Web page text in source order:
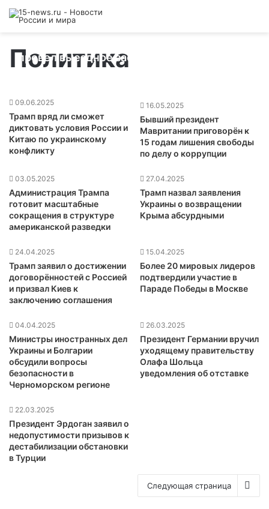
Политика
провел выездное заседание в Алагирском
районе для оценки развития территории
09.06.2025
Трамп вряд ли сможет
диктовать условия России и
Китаю по украинскому
конфликту
16.05.2025
Бывший президент
Мавритании приговорён к
15 годам лишения свободы
по делу о коррупции
03.05.2025
Администрация Трампа
готовит масштабные
сокращения в структуре
американской разведки
27.04.2025
Трамп назвал заявления
Украины о возвращении
Крыма абсурдными
24.04.2025
Трамп заявил о достижении
договорённостей с Россией
и призвал Киев к
заключению соглашения
15.04.2025
Более 20 мировых лидеров
подтвердили участие в
Параде Победы в Москве
04.04.2025
Министры иностранных дел
Украины и Болгарии
обсудили вопросы
безопасности в
Черноморском регионе
26.03.2025
Президент Германии вручил
уходящему правительству
Олафа Шольца
уведомления об отставке
22.03.2025
Президент Эрдоган заявил о
недопустимости призывов к
дестабилизации обстановки
в Турции
Следующая страница